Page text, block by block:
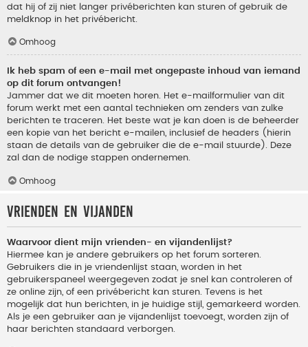
dat hij of zij niet langer privéberichten kan sturen of gebruik de
meldknop in het privébericht.
Omhoog
Ik heb spam of een e-mail met ongepaste inhoud van iemand
op dit forum ontvangen!
Jammer dat we dit moeten horen. Het e-mailformulier van dit
forum werkt met een aantal technieken om zenders van zulke
berichten te traceren. Het beste wat je kan doen is de beheerder
een kopie van het bericht e-mailen, inclusief de headers (hierin
staan de details van de gebruiker die de e-mail stuurde). Deze
zal dan de nodige stappen ondernemen.
Omhoog
Vrienden en vijanden
Waarvoor dient mijn vrienden- en vijandenlijst?
Hiermee kan je andere gebruikers op het forum sorteren.
Gebruikers die in je vriendenlijst staan, worden in het
gebruikerspaneel weergegeven zodat je snel kan controleren of
ze online zijn, of een privébericht kan sturen. Tevens is het
mogelijk dat hun berichten, in je huidige stijl, gemarkeerd worden.
Als je een gebruiker aan je vijandenlijst toevoegt, worden zijn of
haar berichten standaard verborgen.